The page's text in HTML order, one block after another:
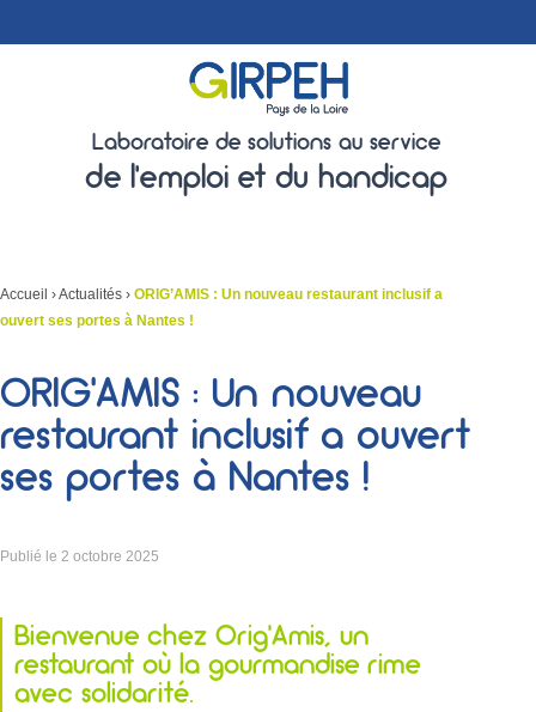
Laboratoire de solutions au service
de l'emploi et du handicap
Accueil ›Actualités › ORIG’AMIS : Un nouveau restaurant inclusif a
ouvert ses portes à Nantes !
ORIG’AMIS : Un nouveau
restaurant inclusif a ouvert
ses portes à Nantes !
Publié le 2 octobre 2025
Bienvenue chez Orig’Amis, un
restaurant où la gourmandise rime
avec solidarité.